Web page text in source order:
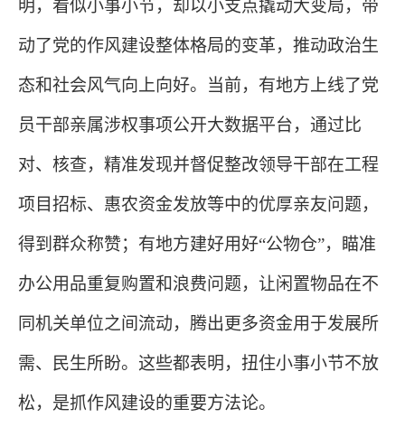
明，看似小事小节，却以小支点撬动大变局，带
动了党的作风建设整体格局的变革，推动政治生
态和社会风气向上向好。当前，有地方上线了党
员干部亲属涉权事项公开大数据平台，通过比
对、核查，精准发现并督促整改领导干部在工程
项目招标、惠农资金发放等中的优厚亲友问题，
得到群众称赞；有地方建好用好“公物仓”，瞄准
办公用品重复购置和浪费问题，让闲置物品在不
同机关单位之间流动，腾出更多资金用于发展所
需、民生所盼。这些都表明，扭住小事小节不放
松，是抓作风建设的重要方法论。